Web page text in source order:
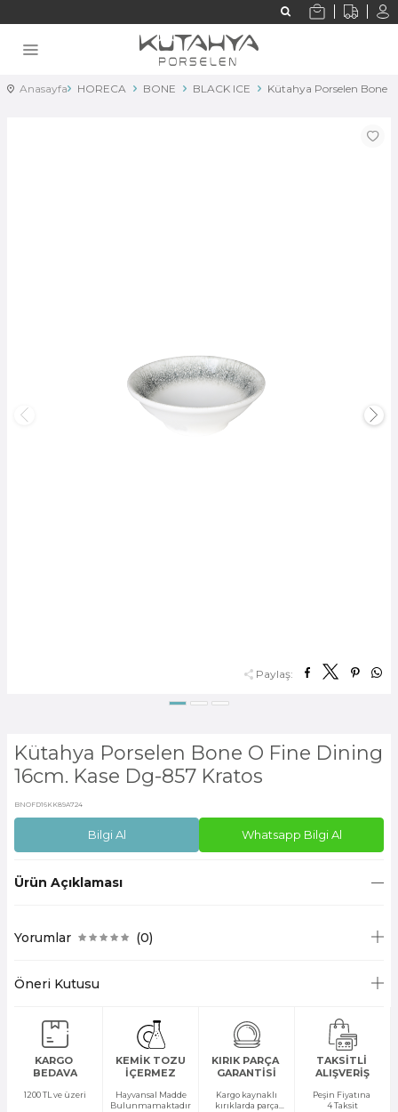
Anasayfa HORECA BONE BLACK ICE Kütahya Porselen Bone
Paylaş:
Kütahya Porselen Bone O Fine Dining
16cm. Kase Dg-857 Kratos
BNOFD16KK89A724
Bilgi Al Whatsapp Bilgi Al
Ürün Açıklaması
Yorumlar (0)
Öneri Kutusu
KARGO
BEDAVA
1200 TL ve üzeri
KEMİK TOZU
İÇERMEZ
Hayvansal Madde
Bulunmamaktadır
KIRIK PARÇA
GARANTİSİ
Kargo kaynaklı
kırıklarda parça
TAKSİTLİ
ALIŞVERİŞ
Peşin Fiyatına
4 Taksit